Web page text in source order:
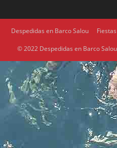
Despedidas en Barco Salou
© 2022 Despedidas en Barco